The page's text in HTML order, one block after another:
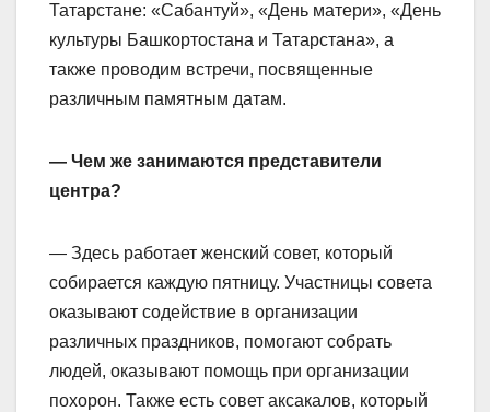
Татарстане: «Сабантуй», «День матери», «День
культуры Башкортостана и Татарстана», а
также проводим встречи, посвященные
различным памятным датам.
— Чем же занимаются представители
центра?
— Здесь работает женский совет, который
собирается каждую пятницу. Участницы совета
оказывают содействие в организации
различных праздников, помогают собрать
людей, оказывают помощь при организации
похорон. Также есть совет аксакалов, который